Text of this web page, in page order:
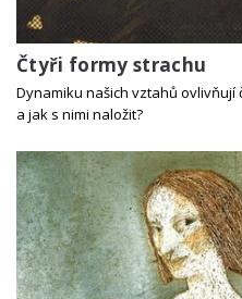
Čtyři formy strachu
Dynamiku našich vztahů ovlivňují
a jak s nimi naložit?